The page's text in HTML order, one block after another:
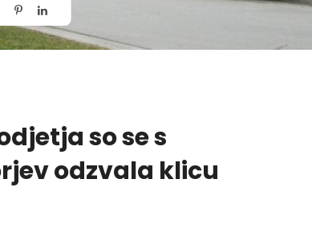
so se s
odzvala klicu